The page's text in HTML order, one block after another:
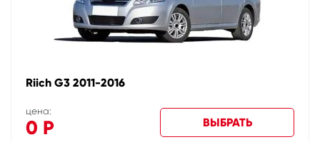
Riich G3 2011-2016
цена:
0 Р ВЫБРАТЬ